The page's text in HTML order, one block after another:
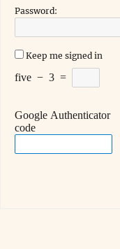
Password:
Keep me signed in
five − 3 =
Google Authenticator
code